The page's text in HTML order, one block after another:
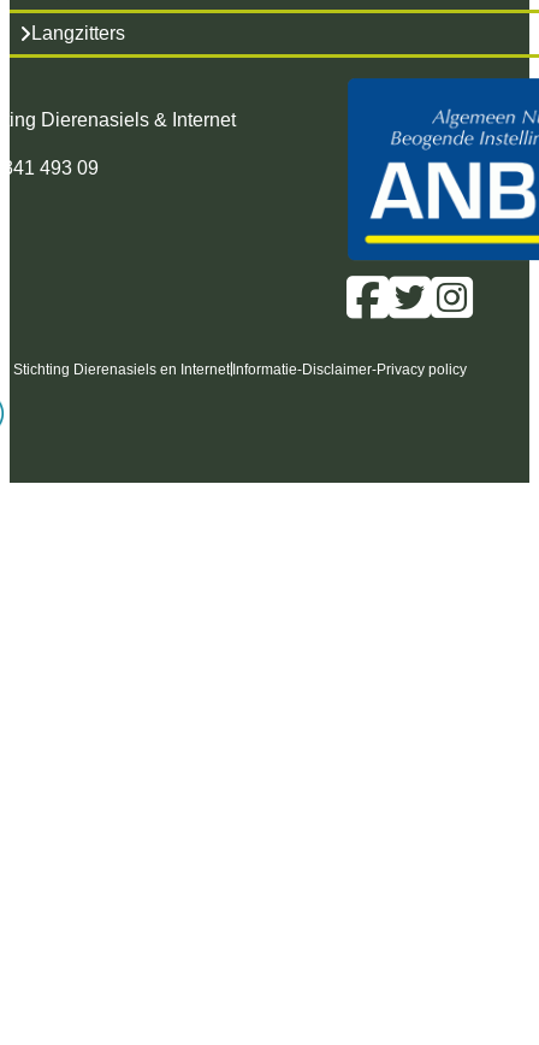
Langzitters
Dierenasiels & Internet
493 09
Stichting Dierenasiels en Internet Informatie-Disclaimer-Privacy policy